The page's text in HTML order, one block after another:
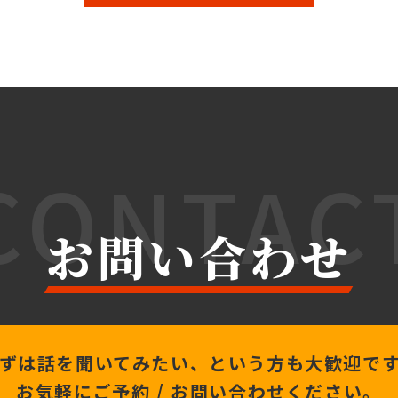
お問い合わせ
は話を聞いてみたい、 という方も大歓迎で
お気軽にご予約 / お問い合わせください。